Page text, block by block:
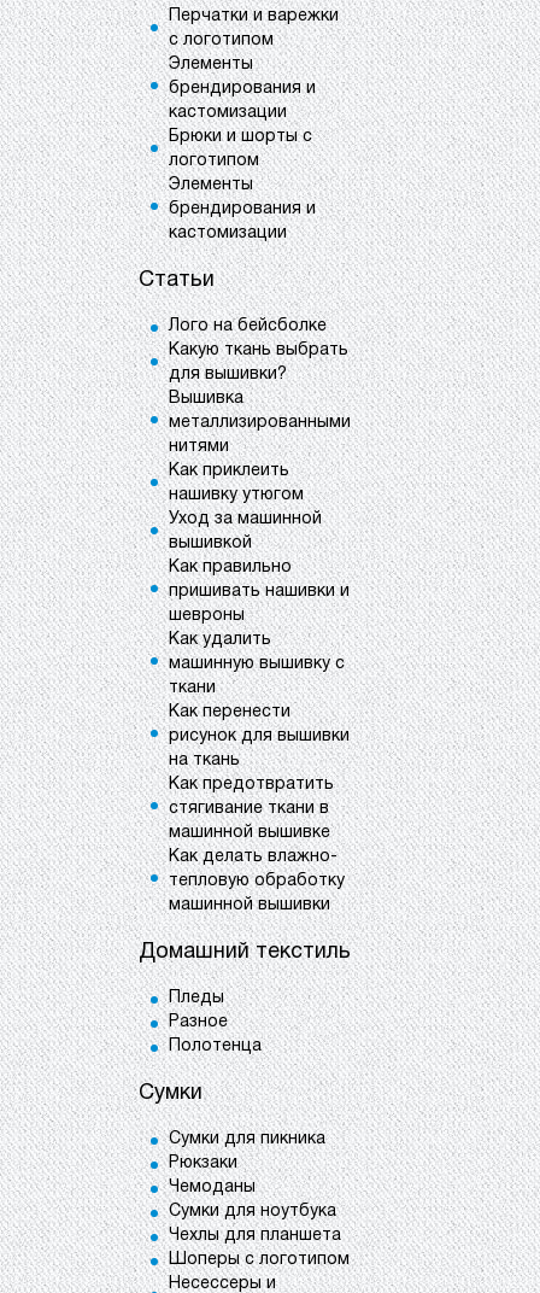
Перчатки и варежки
с логотипом
Элементы
брендирования и
кастомизации
Брюки и шорты с
логотипом
Элементы
брендирования и
кастомизации
Статьи
Лого на бейсболке
Какую ткань выбрать
для вышивки?
Вышивка
металлизированными
нитями
Как приклеить
нашивку утюгом
Уход за машинной
вышивкой
Как правильно
пришивать нашивки и
шевроны
Как удалить
машинную вышивку с
ткани
Как перенести
рисунок для вышивки
на ткань
Как предотвратить
стягивание ткани в
машинной вышивке
Как делать влажно-
тепловую обработку
машинной вышивки
Домашний текстиль
Пледы
Разное
Полотенца
Сумки
Сумки для пикника
Рюкзаки
Чемоданы
Сумки для ноутбука
Чехлы для планшета
Шоперы с логотипом
Несессеры и